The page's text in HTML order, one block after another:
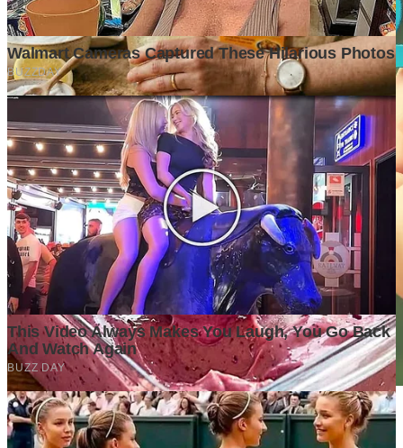
Data Mengubah Dugaan Menjadi Keputusan Bisnis yang
Menguntungkan